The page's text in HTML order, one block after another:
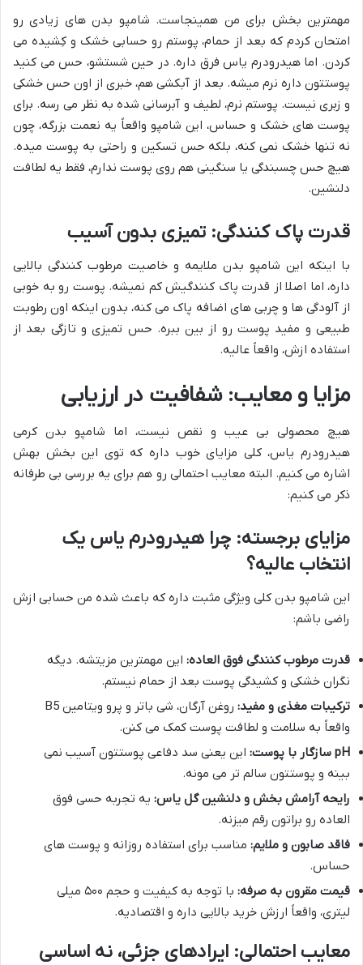
مهمترین بخش برای من همینجاست. شامپو بدن های زیادی رو
امتحان کردم که بعد از حمام، پوستم رو حسابی خشک و کِشیده می
کردن. اما هیدرودرم یاس فرق داره. در حین شستشو، حس می کنید
پوستتون داره نرم میشه. بعد از آبکشی هم، خبری از اون حس خشکی
و زبری نیست. پوستم نرم، لطیف و آبرسانی شده به نظر می رسه. برای
پوست های خشک و حساس، این شامپو واقعاً یه نعمت بزرگه، چون
نه تنها خشک نمی کنه، بلکه حس تسکین و راحتی به پوست میده.
هیچ حس چسبندگی یا سنگینی هم روی پوست ندارم، فقط یه لطافت
دلنشین.
قدرت پاک کنندگی: تمیزی بدون آسیب
با اینکه این شامپو بدن ملایمه و خاصیت مرطوب کنندگی بالایی
داره، اما اصلا از قدرت پاک کنندگیش کم نمیشه. پوست رو به خوبی
از آلودگی ها و چربی های اضافه پاک می کنه، بدون اینکه اون رطوبت
طبیعی و مفید پوست رو از بین ببره. حس تمیزی و تازگی بعد از
استفاده ازش، واقعاً عالیه.
مزایا و معایب: شفافیت در ارزیابی
هیچ محصولی بی عیب و نقص نیست، اما شامپو بدن کرمی
هیدرودرم یاس، کلی مزایای خوب داره که توی این بخش بهش
اشاره می کنیم. البته معایب احتمالی رو هم برای یه بررسی بی طرفانه
ذکر می کنیم:
مزایای برجسته: چرا هیدرودرم یاس یک
انتخاب عالیه؟
این شامپو بدن کلی ویژگی مثبت داره که باعث شده من حسابی ازش
راضی باشم:
قدرت مرطوب کنندگی فوق العاده: این مهمترین مزیتشه. دیگه
نگران خشکی و کشیدگی پوست بعد از حمام نیستم.
ترکیبات مغذی و مفید:
روغن آرگان، شی باتر و پرو ویتامین B5
واقعاً به سلامت و لطافت پوست کمک می کنن.
pH سازگار با پوست:
این یعنی سد دفاعی پوستتون آسیب نمی
بینه و پوستتون سالم تر می مونه.
رایحه آرامش بخش و دلنشین گل یاس: یه تجربه حسی فوق
العاده رو براتون رقم میزنه.
فاقد صابون و ملایم: مناسب برای استفاده روزانه و پوست های
حساس.
قیمت مقرون به صرفه:
با توجه به کیفیت و حجم ۵۰۰ میلی
لیتری، واقعاً ارزش خرید بالایی داره و اقتصادیه.
معایب احتمالی: ایرادهای جزئی، نه اساسی